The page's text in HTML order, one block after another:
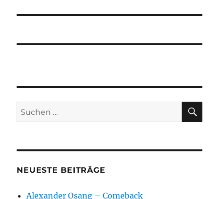
Suchen
nach:
NEUESTE BEITRÄGE
Alexander Osang – Comeback